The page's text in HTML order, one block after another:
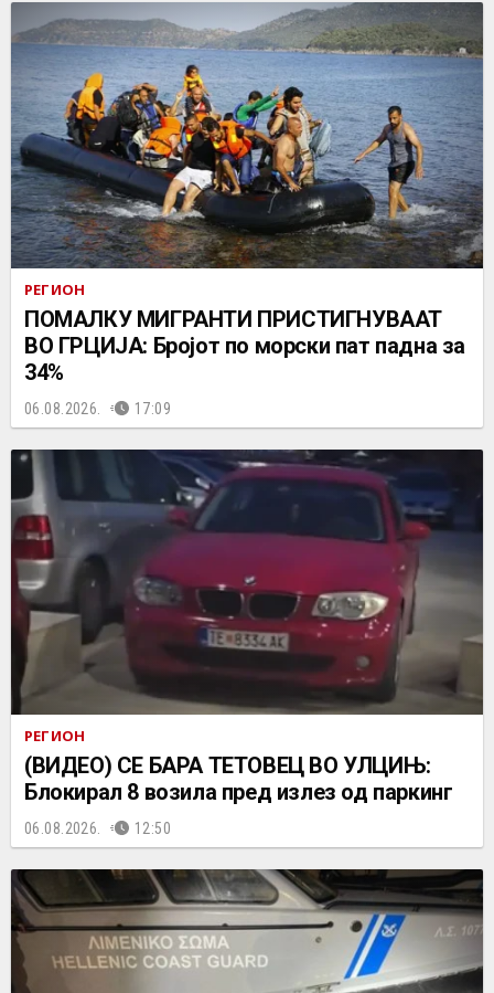
РЕГИОН
ПОМАЛКУ МИГРАНТИ ПРИСТИГНУВААТ
ВО ГРЦИЈА: Бројот по морски пат падна за
34%
06.08.2026. 17:09
РЕГИОН
(ВИДЕО) СЕ БАРА ТЕТОВЕЦ ВО УЛЦИЊ:
Блокирал 8 возила пред излез од паркинг
06.08.2026. 12:50